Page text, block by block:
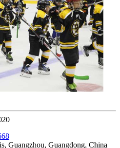
Guangzhou, Guangdong, China